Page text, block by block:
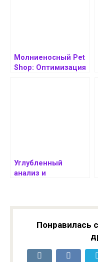
Молниеносный Pet
Shop: Оптимизация
Углубленный
анализ и
изучения языков с
Понравилась